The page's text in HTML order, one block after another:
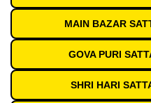
MAIN BAZAR
GOVA PURI
SHRI HARI